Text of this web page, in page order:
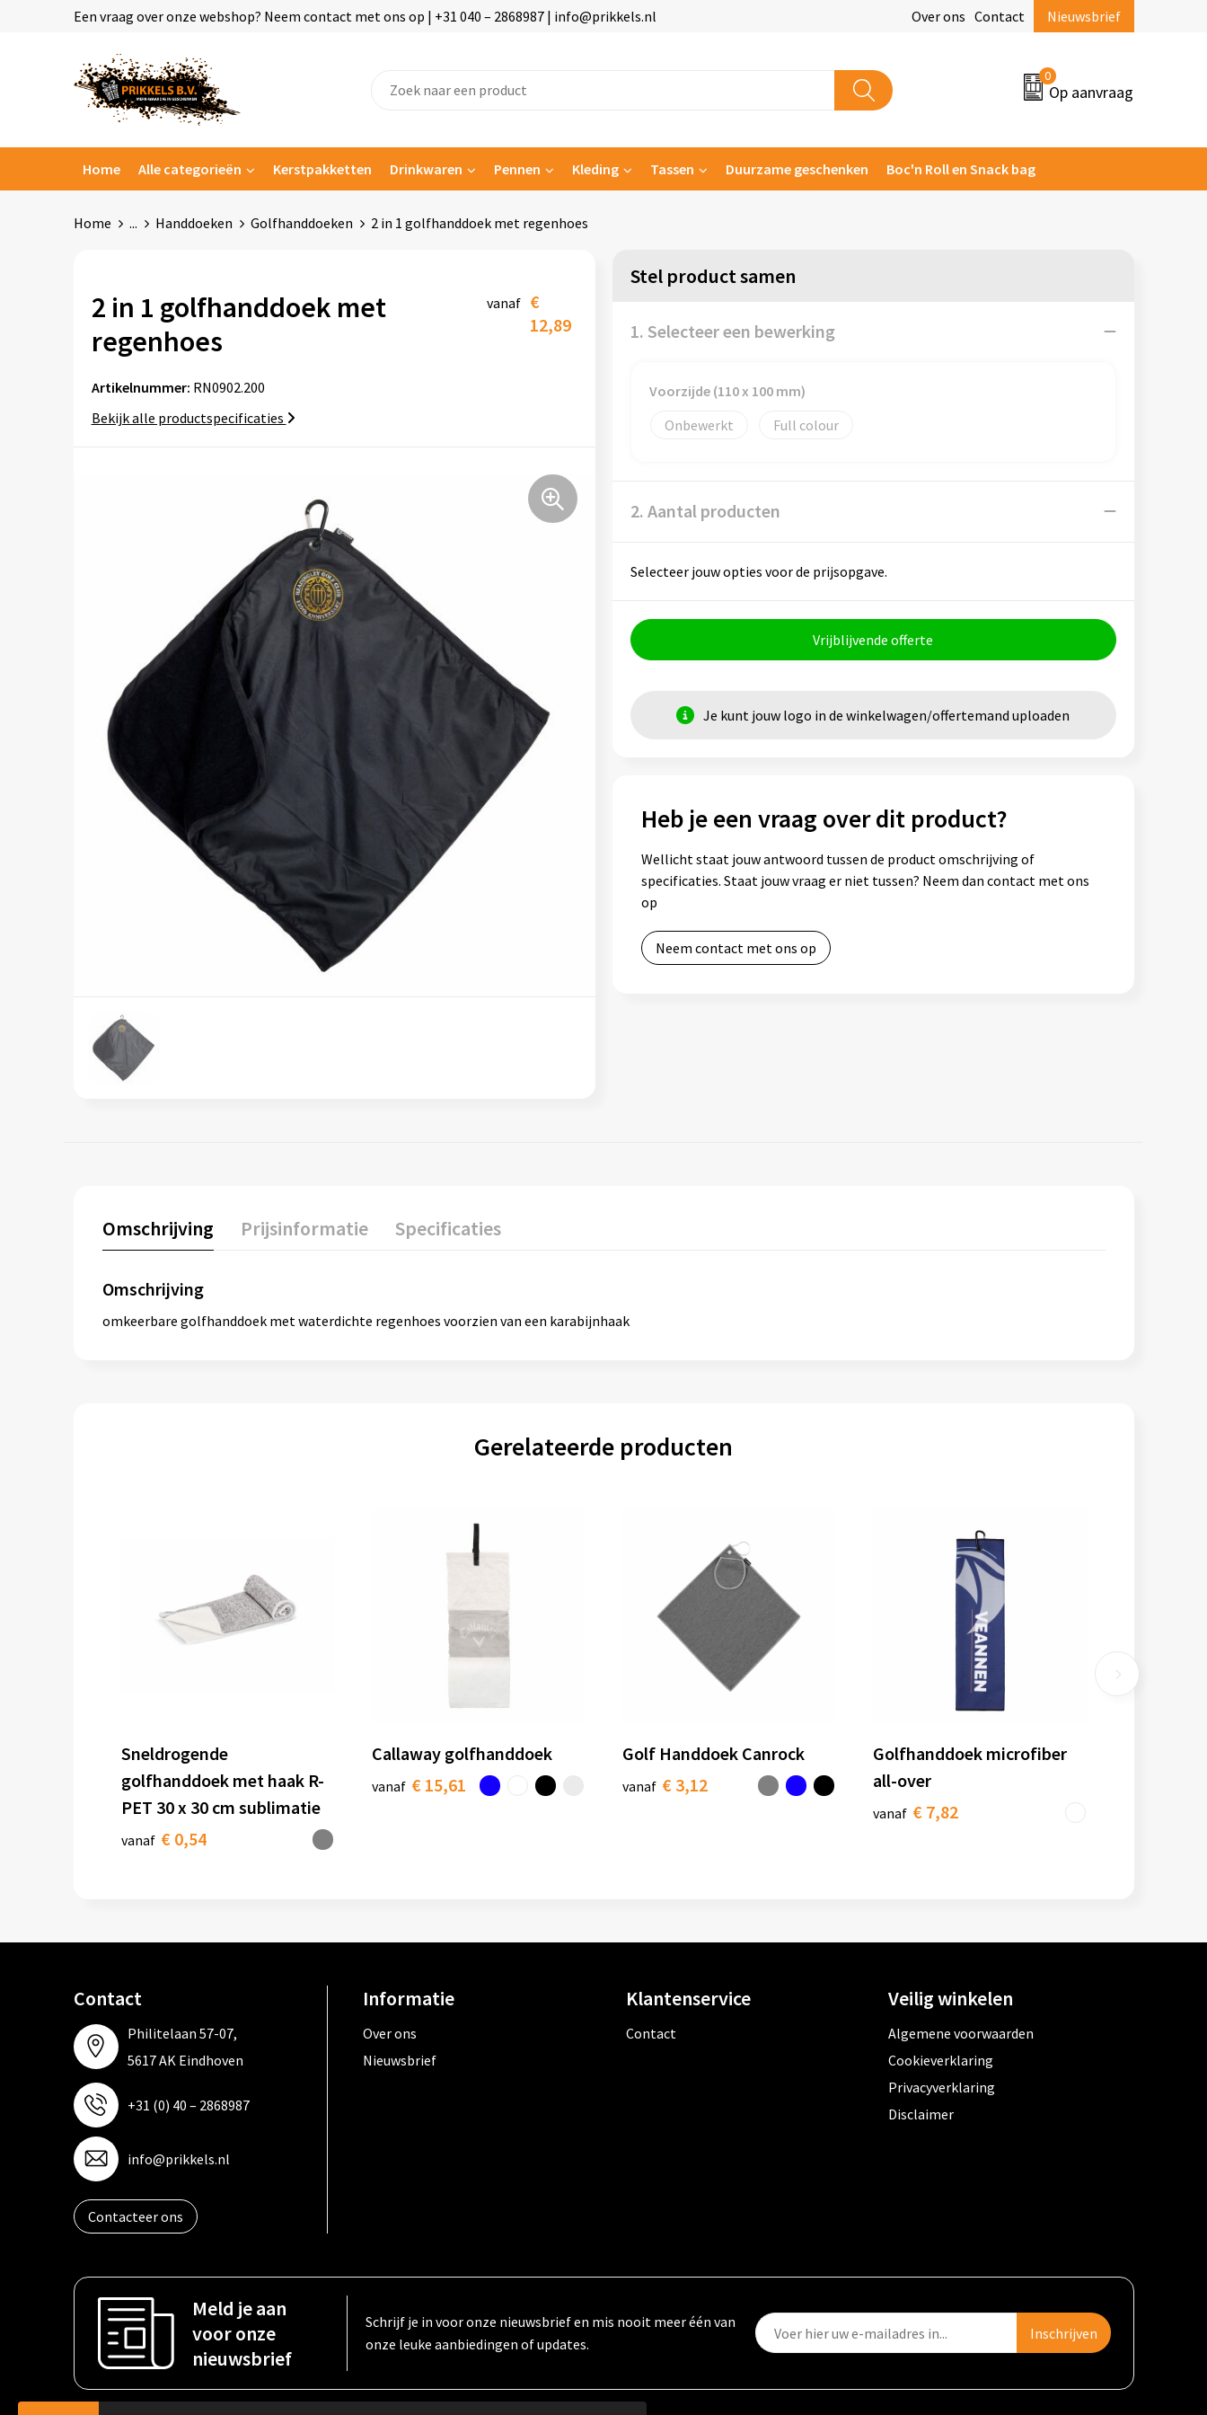
Een vraag over onze webshop? Neem contact met ons op | +31 040 – 2868987 | info@prikkels.nl Over ons Contact Nieuwsbrief
0
Op aanvraag
Home Alle categorieën Kerstpakketten Drinkwaren Pennen Kleding Tassen Duurzame geschenken Boc'n Roll en Snack bag
Home ... Handdoeken Golfhanddoeken 2 in 1 golfhanddoek met regenhoes
2 in 1 golfhanddoek met
regenhoes
vanaf €
12,89
Artikelnummer: RN0902.200
Bekijk alle productspecificaties
Stel product samen
1. Selecteer een bewerking
Voorzijde (110 x 100 mm)
Onbewerkt
Full colour
2. Aantal producten
Selecteer jouw opties voor de prijsopgave.
Vrijblijvende offerte
Je kunt jouw logo in de winkelwagen/offertemand uploaden
Heb je een vraag over dit product?
Wellicht staat jouw antwoord tussen de product omschrijving of
specificaties. Staat jouw vraag er niet tussen? Neem dan contact met ons
op
Neem contact met ons op
Omschrijving Prijsinformatie Specificaties
Omschrijving
omkeerbare golfhanddoek met waterdichte regenhoes voorzien van een karabijnhaak
Gerelateerde producten
Sneldrogende
golfhanddoek met haak R-
PET 30 x 30 cm sublimatie
vanaf € 0,54
Callaway golfhanddoek
vanaf € 15,61
Golf Handdoek Canrock
vanaf € 3,12
Golfhanddoek microfiber
all-over
vanaf € 7,82
Contact
Philitelaan 57-07,
5617 AK Eindhoven
+31 (0) 40 – 2868987
info@prikkels.nl
Contacteer ons
Informatie
Over ons
Nieuwsbrief
Klantenservice
Contact
Veilig winkelen
Algemene voorwaarden
Cookieverklaring
Privacyverklaring
Disclaimer
Meld je aan
voor onze
nieuwsbrief
Schrijf je in voor onze nieuwsbrief en mis nooit meer één van
onze leuke aanbiedingen of updates.